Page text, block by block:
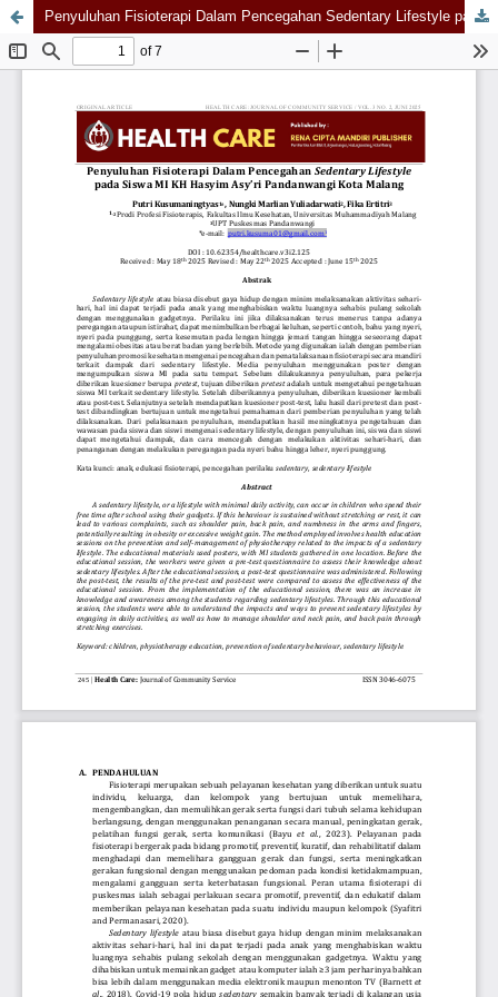
Penyuluhan Fisioterapi Dalam Pencegahan Sedentary Lifestyle pada Siswa MI KH Hasyim Asy’ri Pandanwangi Kota Malang